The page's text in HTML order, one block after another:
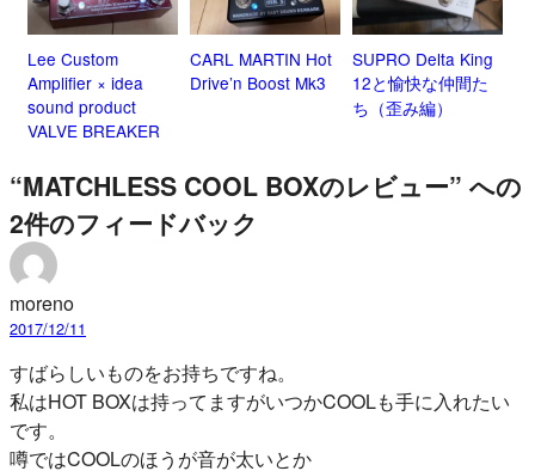
Lee Custom
Amplifier × idea
sound product
VALVE BREAKER
CARL MARTIN Hot
Drive’n Boost Mk3
SUPRO Delta King
12と愉快な仲間た
ち（歪み編）
“MATCHLESS COOL BOXのレビュー” への
2件のフィードバック
moreno
2017/12/11
すばらしいものをお持ちですね。
私はHOT BOXは持ってますがいつかCOOLも手に入れたい
です。
噂ではCOOLのほうが音が太いとか